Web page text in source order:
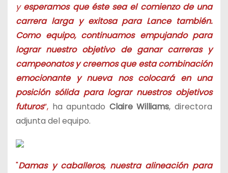
y esperamos que éste sea el comienzo de una
carrera larga y exitosa para Lance también.
Como equipo, continuamos empujando para
lograr nuestro objetivo de ganar carreras y
campeonatos y creemos que esta combinación
emocionante y nueva nos colocará en una
posición sólida para lograr nuestros objetivos
futuros”, ha apuntado Claire Williams, directora
adjunta del equipo.
"Damas y caballeros, nuestra alineación para